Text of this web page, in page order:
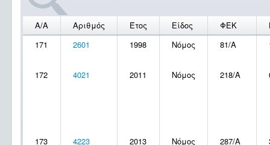
Α/Α Αριθμός Έτος Είδος ΦΕΚ
171
2601 1998 Νόμος 81/Α
172 4021 2011 Νόμος 218/Α
173 4223 2013 Νόμος 287/Α